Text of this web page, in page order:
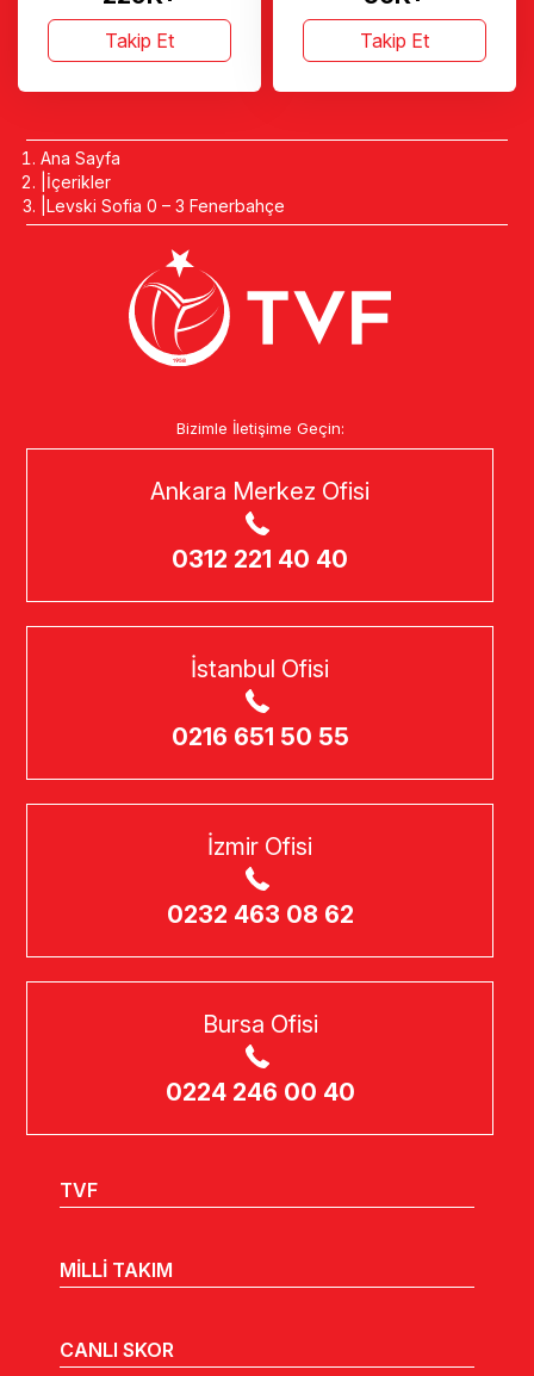
Ana Sayfa
Levski Sofia 0 – 3 Fenerbahçe
Bizimle İletişime Geçin:
Ankara Merkez Ofisi
0312 221 40 40
İstanbul Ofisi
0216 651 50 55
İzmir Ofisi
0232 463 08 62
Bursa Ofisi
0224 246 00 40
TVF
MİLLİ TAKIM
CANLI SKOR
LİGLER